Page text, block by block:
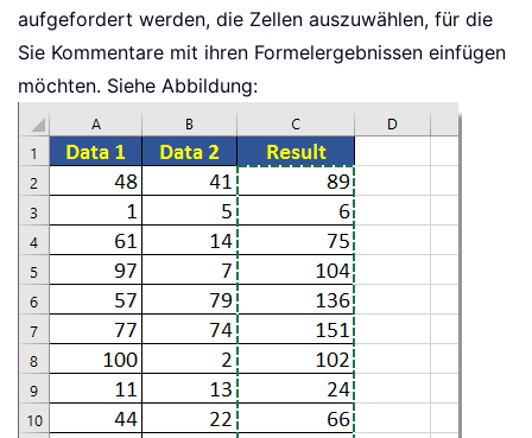
aufgefordert werden, die Zellen auszuwählen, für die
Sie Kommentare mit ihren Formelergebnissen einfügen
möchten. Siehe Abbildung: